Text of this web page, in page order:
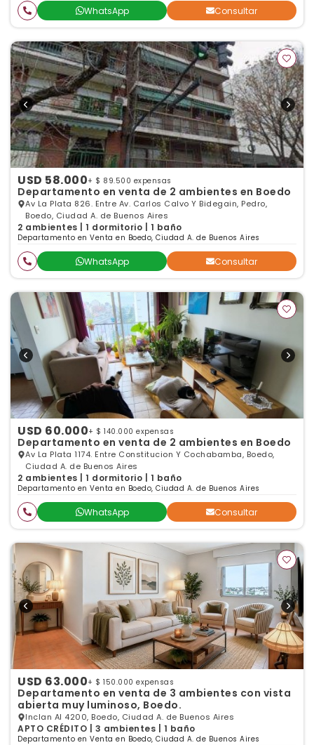
WhatsApp Consultar
USD 58.000+ $ 89.500 expensas
Departamento en venta de 2 ambientes en Boedo
Av La Plata 826. Entre Av. Carlos Calvo Y Bidegain, Pedro,
Boedo, Ciudad A. de Buenos Aires
2 ambientes | 1 dormitorio | 1 baño
Departamento en Venta en Boedo, Ciudad A. de Buenos Aires
WhatsApp Consultar
USD 60.000+ $ 140.000 expensas
Departamento en venta de 2 ambientes en Boedo
Av La Plata 1174. Entre Constitucion Y Cochabamba, Boedo,
Ciudad A. de Buenos Aires
2 ambientes | 1 dormitorio | 1 baño
Departamento en Venta en Boedo, Ciudad A. de Buenos Aires
WhatsApp Consultar
USD 63.000+ $ 150.000 expensas
Departamento en venta de 3 ambientes con vista
abierta muy luminoso, Boedo.
Inclan Al 4200, Boedo, Ciudad A. de Buenos Aires
APTO CRÉDITO | 3 ambientes | 1 baño
Departamento en Venta en Boedo, Ciudad A. de Buenos Aires